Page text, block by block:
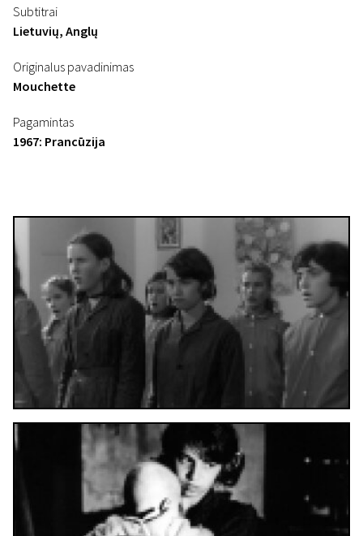
Subtitrai
Lietuvių, Anglų
Originalus pavadinimas
Mouchette
Pagamintas
1967: Prancūzija